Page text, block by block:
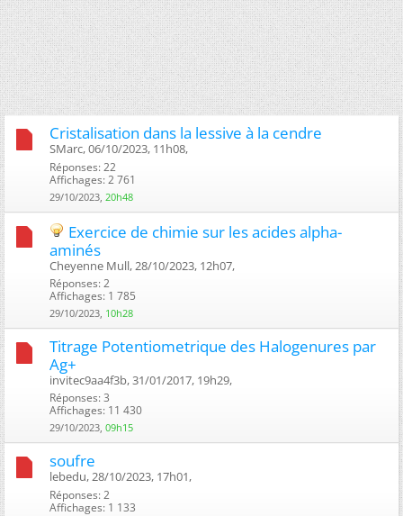
Cristalisation dans la lessive à la cendre
SMarc, 06/10/2023, 11h08, ‎
Réponses: 22
Affichages: 2 761
29/10/2023, 20h48
Exercice de chimie sur les acides alpha-
aminés
Cheyenne Mull, 28/10/2023, 12h07, ‎
Réponses: 2
Affichages: 1 785
29/10/2023, 10h28
Titrage Potentiometrique des Halogenures par
Ag+
invitec9aa4f3b, 31/01/2017, 19h29, ‎
Réponses: 3
Affichages: 11 430
29/10/2023, 09h15
soufre
lebedu, 28/10/2023, 17h01, ‎
Réponses: 2
Affichages: 1 133